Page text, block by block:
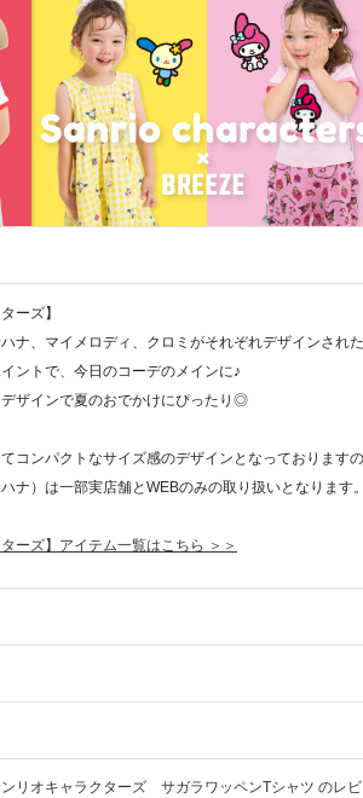
ーズ】
ナ、マイメロディ、クロミがそれぞれデザインされ
ントで、今日のコーデのメインに♪
ザインで夏のおでかけにぴったり◎
コンパクトなサイズ感のデザインとなっておりますの
ナ）は一部実店舗とWEBのみの取り扱いとなります。
ーズ】アイテム一覧はこちら ＞＞
リオキャラクターズ サガラワッペンTシャツ のレビ